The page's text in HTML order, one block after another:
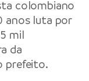
colombiano
anos luta por
mil
da
prefeito.